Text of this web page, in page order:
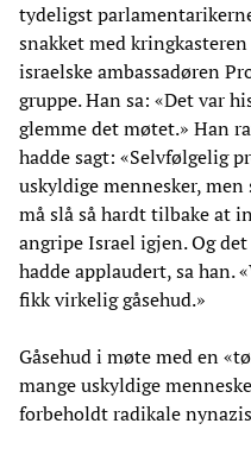
tydeligst
snakket med
israelske ambassadøren
gruppe. Han sa: «Det var
glemme det møtet.» Han
hadde sagt: «Selvfølgelig
uskyldige mennesker,
må slå så hardt tilbake at
angripe Israel igjen. Og
hadde applaudert, sa han.
fikk virkelig gåsehud.»
Gåsehud i møte med en
mange uskyldige
forbeholdt radikale